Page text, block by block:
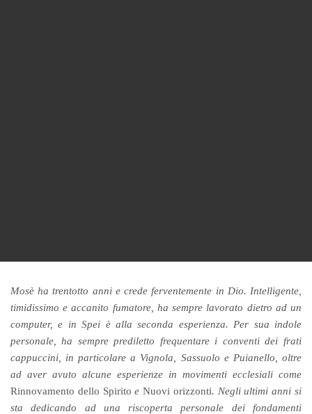
Mosè ha trentotto anni e crede ferventemente in Dio. Intelligente,
timidissimo e accanito fumatore, ha sempre lavorato dietro ad un
computer, e in Spei è alla seconda esperienza. Per sua indole
personale, ha sempre prediletto frequentare i conventi dei frati
cappuccini, in particolare a Vignola, Sassuolo e Puianello, oltre
ad aver avuto alcune esperienze in movimenti ecclesiali come
Rinnovamento dello Spirito eNuovi orizzonti. Negli ultimi anni si
sta dedicando ad una riscoperta personale dei fondamenti